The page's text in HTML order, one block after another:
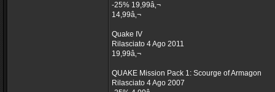
-25% 19,99â‚¬
14,99â‚¬
Quake IV
Rilasciato 4 Ago 2011
19,99â‚¬
QUAKE Mission Pack 1: Scourge of Armagon
Rilasciato 4 Ago 2007